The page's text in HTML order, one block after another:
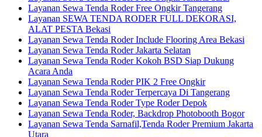
Layanan Sewa Tenda Roder Free Ongkir Tangerang
Layanan SEWA TENDA RODER FULL DEKORASI,
ALAT PESTA Bekasi
Layanan Sewa Tenda Roder Include Flooring Area Bekasi
Layanan Sewa Tenda Roder Jakarta Selatan
Layanan Sewa Tenda Roder Kokoh BSD Siap Dukung
Acara Anda
Layanan Sewa Tenda Roder PIK 2 Free Ongkir
Layanan Sewa Tenda Roder Terpercaya Di Tangerang
Layanan Sewa Tenda Roder Type Roder Depok
Layanan Sewa Tenda Roder, Backdrop Photobooth Bogor
Layanan Sewa Tenda Sarnafil,Tenda Roder Premium Jakarta
Utara